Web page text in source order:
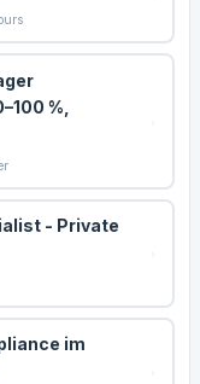
%,
- Private
im